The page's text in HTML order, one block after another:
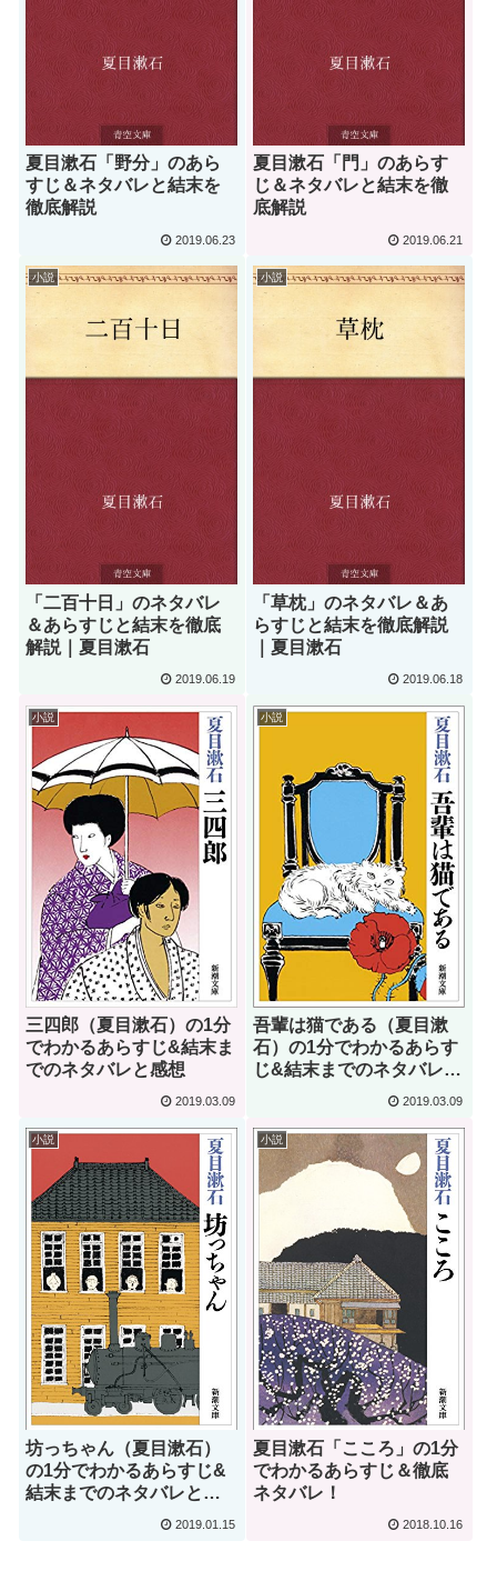
夏目漱石「野分」のあら
すじ＆ネタバレと結末を
徹底解説
2019.06.23
夏目漱石「門」のあらす
じ＆ネタバレと結末を徹
底解説
2019.06.21
小説
「二百十日」のネタバレ
＆あらすじと結末を徹底
解説｜夏目漱石
2019.06.19
小説
「草枕」のネタバレ＆あ
らすじと結末を徹底解説
｜夏目漱石
2019.06.18
小説
三四郎（夏目漱石）の1分
でわかるあらすじ&結末ま
でのネタバレと感想
2019.03.09
小説
吾輩は猫である（夏目漱
石）の1分でわかるあらす
じ&結末までのネタバレと
2019.03.09
小説
坊っちゃん（夏目漱石）
の1分でわかるあらすじ&
結末までのネタバレと感
2019.01.15
小説
夏目漱石「こころ」の1分
でわかるあらすじ＆徹底
ネタバレ！
2018.10.16